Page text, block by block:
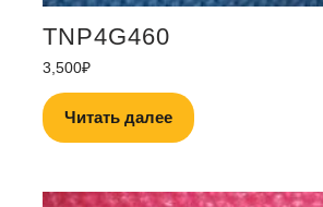
TNP4G460
3,500₽
Читать далее